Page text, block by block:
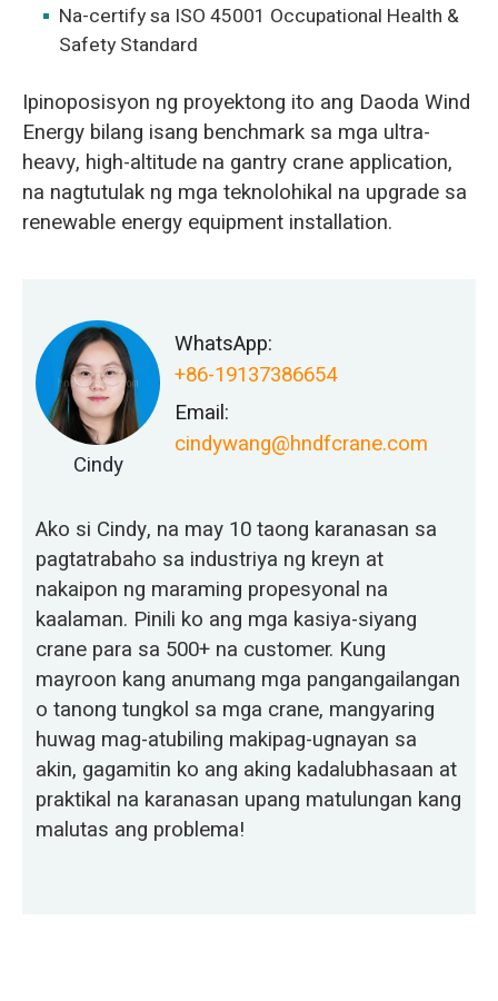
Na-certify sa ISO 45001 Occupational Health &
Safety Standard
Ipinoposisyon ng proyektong ito ang Daoda Wind
Energy bilang isang benchmark sa mga ultra-
heavy, high-altitude na gantry crane application,
na nagtutulak ng mga teknolohikal na upgrade sa
renewable energy equipment installation.
Cindy
WhatsApp:
+86-19137386654
Email:
cindywang@hndfcrane.com
Ako si Cindy, na may 10 taong karanasan sa
pagtatrabaho sa industriya ng kreyn at
nakaipon ng maraming propesyonal na
kaalaman. Pinili ko ang mga kasiya-siyang
crane para sa 500+ na customer. Kung
mayroon kang anumang mga pangangailangan
o tanong tungkol sa mga crane, mangyaring
huwag mag-atubiling makipag-ugnayan sa
akin, gagamitin ko ang aking kadalubhasaan at
praktikal na karanasan upang matulungan kang
malutas ang problema!